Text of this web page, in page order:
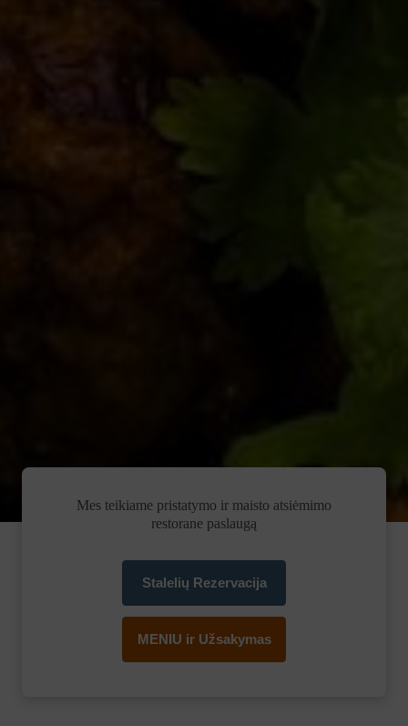
Mes teikiame pristatymo ir maisto atsiėmimo
restorane paslaugą
Stalelių Rezervacija
MENIU ir Užsakymas